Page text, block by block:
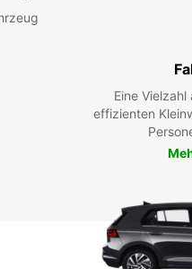
Eine
effizienten